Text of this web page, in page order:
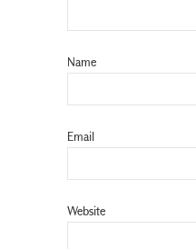
Name
Email
Website